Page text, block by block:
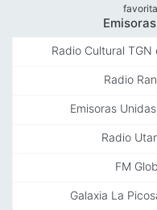
Radio Cultural
Radio
Emisoras
Radio
FM
Galaxia La